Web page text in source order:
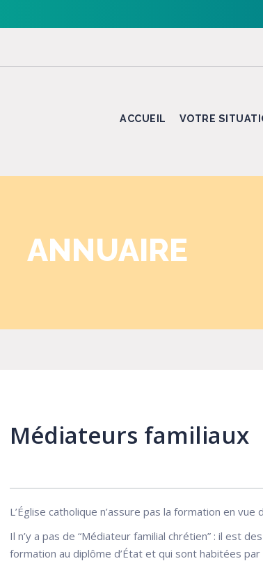
ACCUEIL VOTRE
ANNUAIRE
Médiateurs familiaux
L’Église catholique n’assure pas la formation en vue
Il n’y a pas de “Médiateur familial chrétien” : il est
formation au diplôme d’État et qui sont habitées